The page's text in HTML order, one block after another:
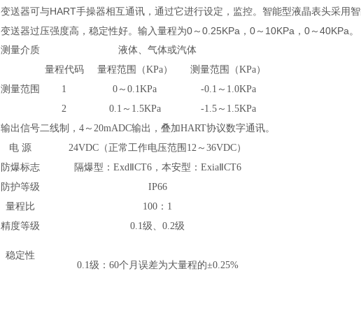
变送器可与HART手操器相互通讯，通过它进行设定，监控。智能型液晶表头采用
变送器过压强度高，稳定性好。输入量程为0～0.25KPa，0～10KPa，0～40KPa。
测量介质 液体、气体或汽体
测量范围
量程代码 量程范围（KPa）
测量范围（KPa）
1
0～0.1KPa
-0.1～1.0KPa
2
0.1～1.5KPa
-1.5～1.5KPa
输出信号二线制，4～20mADC输出，叠加HART协议数字通讯。
电 源
24VDC（正常工作电压范围12～36VDC）
防爆标志
隔爆型：ExdⅡCT6，本安型：ExiaⅡCT6
防护等级
IP66
量程比
100：1
精度等级
0.1级、0.2级
稳定性
0.1级：60个月误差为大量程的±0.25%